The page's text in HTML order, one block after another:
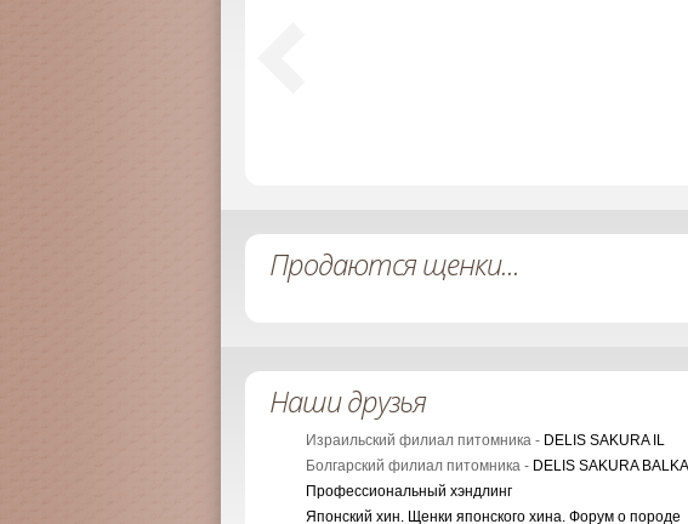
Продаются щенки...
Наши друзья
Израильский филиал питомника - DELIS SAKURA IL
Болгарский филиал питомника - DELIS SAKURA
Профессиональный хэндлинг
Японский хин. Щенки японского хина. Форум о породе